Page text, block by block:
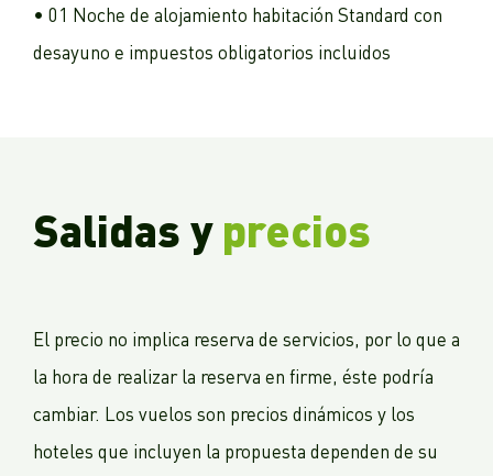
• 01 Noche de alojamiento habitación Standard con
desayuno e impuestos obligatorios incluidos
Salidas y precios
El precio no implica reserva de servicios, por lo que a
la hora de realizar la reserva en firme, éste podría
cambiar. Los vuelos son precios dinámicos y los
hoteles que incluyen la propuesta dependen de su